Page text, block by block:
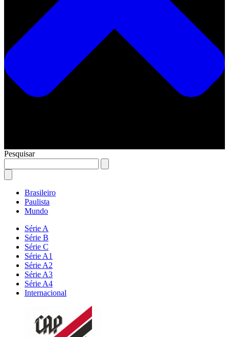
Pesquisar
Brasileiro
Paulista
Mundo
Série A
Série B
Série C
Série A1
Série A2
Série A3
Série A4
Internacional